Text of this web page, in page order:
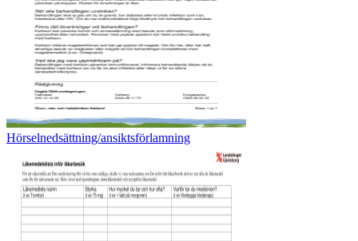
Hörselnedsättning/ansiktsförlamning